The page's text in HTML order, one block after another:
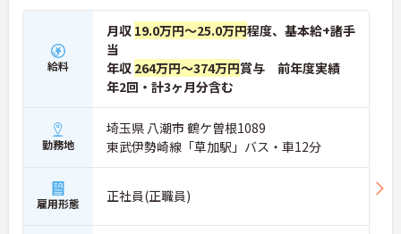
好評です。効率よく働けます。
給料
月収 19.0万円～25.0万円程度、基本給+諸手
当
年収 264万円～374万円賞与 前年度実績
年2回・計3ヶ月分含む
勤務地
埼玉県 八潮市 鶴ケ曽根1089
東武伊勢崎線「草加駅」バス・車12分
雇用形態 正社員(正職員)